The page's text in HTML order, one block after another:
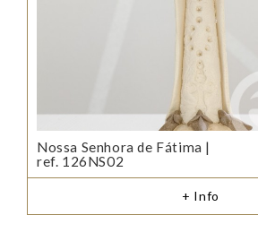
Nossa Senhora de Fátima |
ref. 126NS02
+ Info